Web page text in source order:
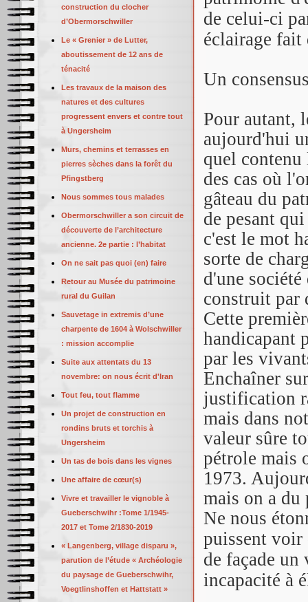
de celui-ci
éclairage fait
Un
Pour autant,
aujourd'hui
quel
des cas où
gâteau du
de pesant
c'est le mot
sorte de
d'une
construit par
Cette
handicapant
par les
Enchaîner
justification
mais dans
valeur sûre
pétrole mais
1973.
mais on a
Ne nous
puissent voir
de façade
incapacité à
construction du clocher
d’Obermorschwiller
Le « Grenier » de Lutter,
aboutissement de 12 ans de
ténacité
Les travaux de la maison des
natures et des cultures
progressent envers et contre tout
à Ungersheim
Murs, chemins et terrasses en
pierres sèches dans la forêt du
Pfingstberg
Nous sommes tous malades
Obermorschwiller a son circuit de
découverte de l’architecture
ancienne. 2e partie : l’habitat
On ne sait pas quoi (en) faire
Retour au Musée du patrimoine
rural du Guilan
Sauvetage in extremis d’une
charpente de 1604 à Wolschwiller
: mission accomplie
Suite aux attentats du 13
novembre: on nous écrit d'Iran
Tout feu, tout flamme
Un projet de construction en
rondins bruts et torchis à
Ungersheim
Un tas de bois dans les vignes
Une affaire de cœur(s)
Vivre et travailler le vignoble à
Gueberschwihr :Tome 1/1945-
2017 et Tome 2/1830-2019
« Langenberg, village disparu »,
parution de l’étude « Archéologie
du paysage de Gueberschwihr,
Voegtlinshoffen et Hattstatt »